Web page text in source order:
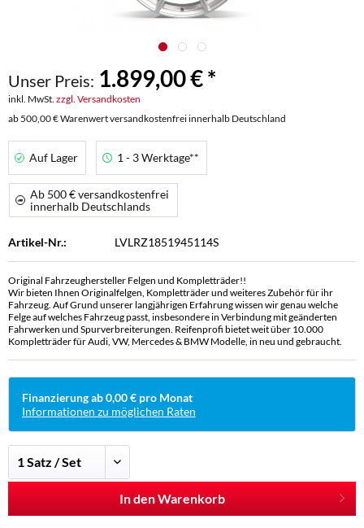
Unser Preis: 1.899,00 € *
inkl. MwSt. zzgl. Versandkosten
ab 500,00 € Warenwert versandkostenfrei innerhalb Deutschland
Auf Lager 1 - 3 Werktage**
Ab 500 € versandkostenfrei
innerhalb Deutschlands
Artikel-Nr.: LVLRZ1851945114S
Original Fahrzeughersteller Felgen und Kompletträder!!
Wir bieten Ihnen Originalfelgen, Kompletträder und weiteres Zubehör für ihr
Fahrzeug. Auf Grund unserer langjährigen Erfahrung wissen wir genau welche
Felge auf welches Fahrzeug passt, insbesondere in Verbindung mit geänderten
Fahrwerken und Spurverbreiterungen. Reifenprofi bietet weit über 10.000
Kompletträder für Audi, VW, Mercedes & BMW Modelle, in neu und gebraucht.
Finanzierung ab 0,00 € pro Monat
Informationen zu möglichen Raten
In den Warenkorb